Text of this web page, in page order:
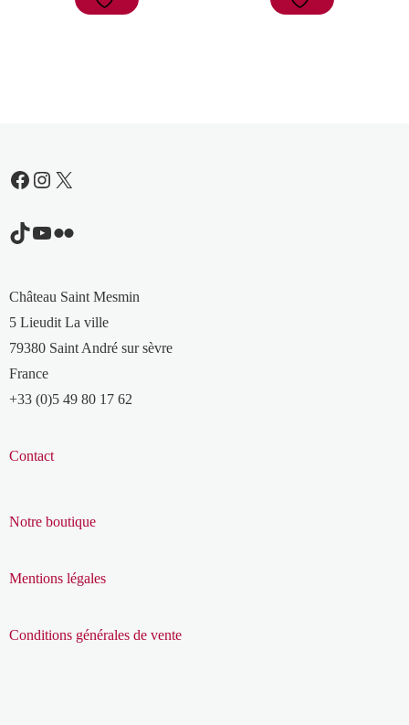
Facebook
Instagram
X
TikTok
YouTube
Flickr
Château Saint Mesmin
5 Lieudit La ville
79380 Saint André sur sèvre
France
+33 (0)5 49 80 17 62
Contact
Notre boutique
Mentions légales
Conditions générales de vente